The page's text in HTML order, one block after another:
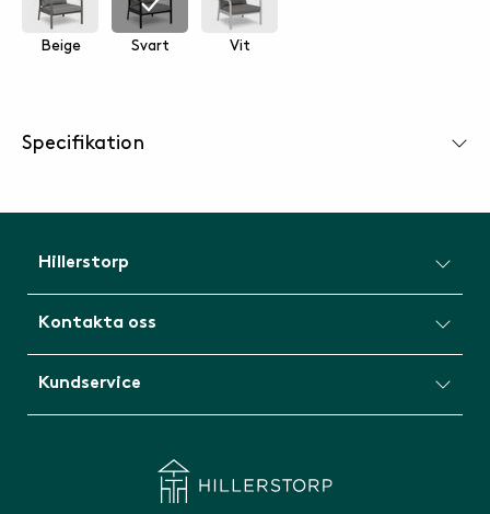
Beige Svart Vit
Specifikation
Hillerstorp
Kontakta oss
Kundservice